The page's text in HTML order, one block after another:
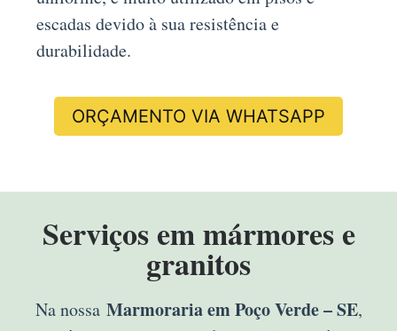
escadas devido à sua resistência e
durabilidade.
ORÇAMENTO VIA WHATSAPP
Serviços em mármores e
granitos
Na nossa Marmoraria em Poço Verde – SE,